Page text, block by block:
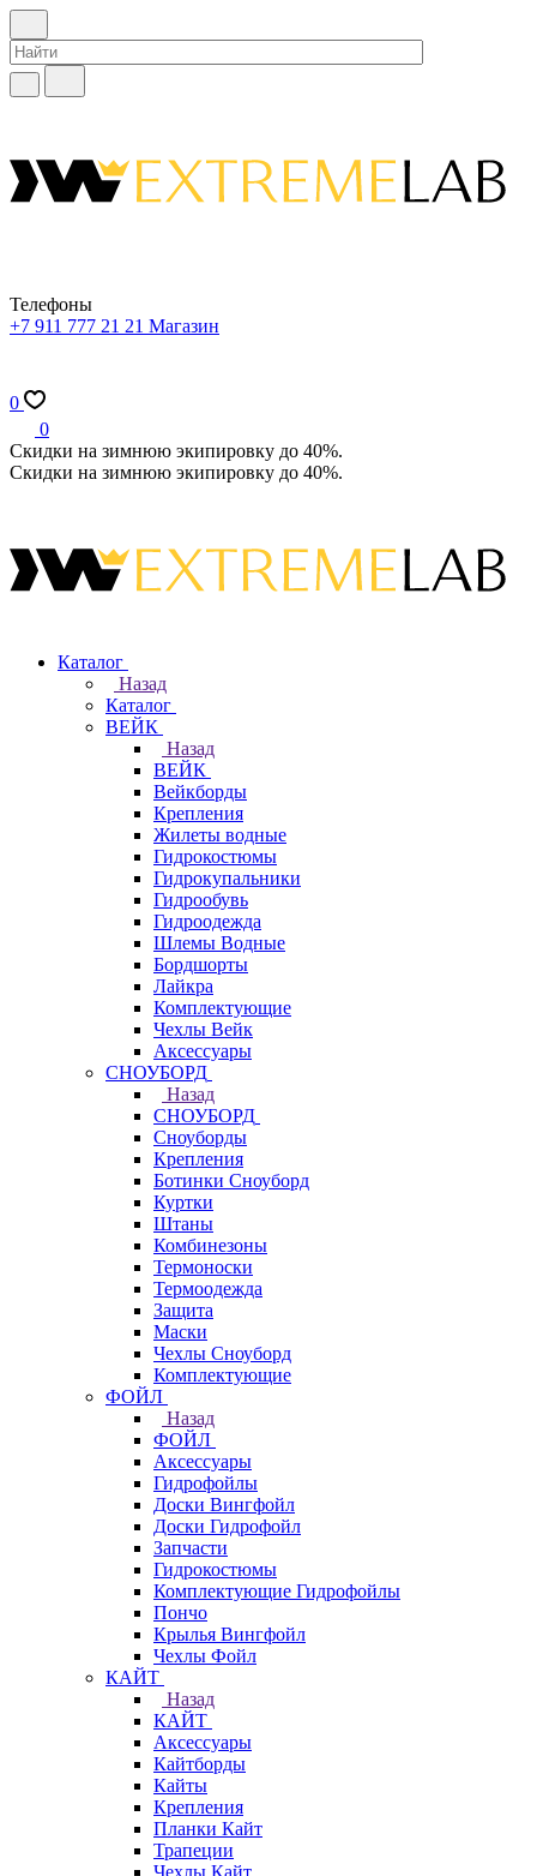
Телефоны
+7 911 777 21 21 Магазин
0
0
Скидки на зимнюю экипировку до 40%.
Скидки на зимнюю экипировку до 40%.
Каталог
Назад
Каталог
ВЕЙК
Назад
ВЕЙК
Вейкборды
Крепления
Жилеты водные
Гидрокостюмы
Гидрокупальники
Гидрообувь
Гидроодежда
Шлемы Водные
Бордшорты
Лайкра
Комплектующие
Чехлы Вейк
Аксессуары
СНОУБОРД
Назад
СНОУБОРД
Сноуборды
Крепления
Ботинки Сноуборд
Куртки
Штаны
Комбинезоны
Термоноски
Термоодежда
Защита
Маски
Чехлы Сноуборд
Комплектующие
ФОЙЛ
Назад
ФОЙЛ
Аксессуары
Гидрофойлы
Доски Вингфойл
Доски Гидрофойл
Запчасти
Гидрокостюмы
Комплектующие Гидрофойлы
Пончо
Крылья Вингфойл
Чехлы Фойл
КАЙТ
Назад
КАЙТ
Аксессуары
Кайтборды
Кайты
Крепления
Планки Кайт
Трапеции
Чехлы Кайт